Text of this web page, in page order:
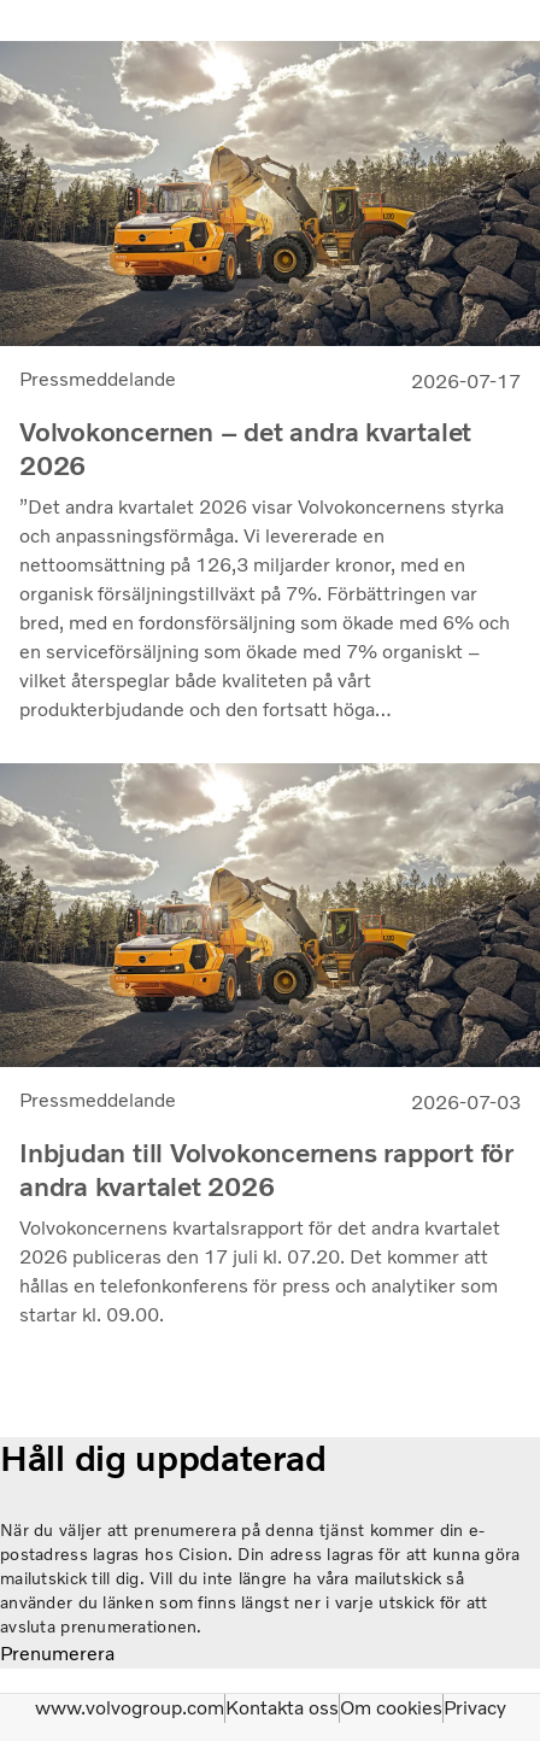
godkännanden erhålls. Genom samarbetet avser parterna
att stärka cellcentrics position som en ledande utvecklare
och producent av bränslecellssystem för tunga
kommersiella tillämpningar.
Pressmeddelande 2026-07-17
Volvokoncernen – det andra kvartalet
2026
”Det andra kvartalet 2026 visar Volvokoncernens styrka
och anpassningsförmåga. Vi levererade en
nettoomsättning på 126,3 miljarder kronor, med en
organisk försäljningstillväxt på 7%. Förbättringen var
bred, med en fordonsförsäljning som ökade med 6% och
en serviceförsäljning som ökade med 7% organiskt –
vilket återspeglar både kvaliteten på vårt
produkterbjudande och den fortsatt höga
marknader. Lönsamheten nådde sin högsta nivå under de
senaste kvartalen. Det justerade rörelseresultatet steg
till 14,8 miljarder kronor (13,5), med en justerad
rörelsemarginal på 11,7%, upp från 11,0% under andra
kvartalet 2025, en utveckling som visar vår förmåga att
generera bra resultat genom konjunkturcykeln”, säger
Martin Lundstedt, vd och koncernchef.
Pressmeddelande 2026-07-03
Inbjudan till Volvokoncernens rapport för
andra kvartalet 2026
Volvokoncernens kvartalsrapport för det andra kvartalet
2026 publiceras den 17 juli kl. 07.20. Det kommer att
hållas en telefonkonferens för press och analytiker som
startar kl. 09.00.
Håll dig uppdaterad
När du väljer att prenumerera på denna tjänst kommer din e-
postadress lagras hos Cision. Din adress lagras för att kunna göra
mailutskick till dig. Vill du inte längre ha våra mailutskick så
använder du länken som finns längst ner i varje utskick för att
avsluta prenumerationen.
Prenumerera
www.volvogroup.comKontakta ossOm cookiesPrivacy